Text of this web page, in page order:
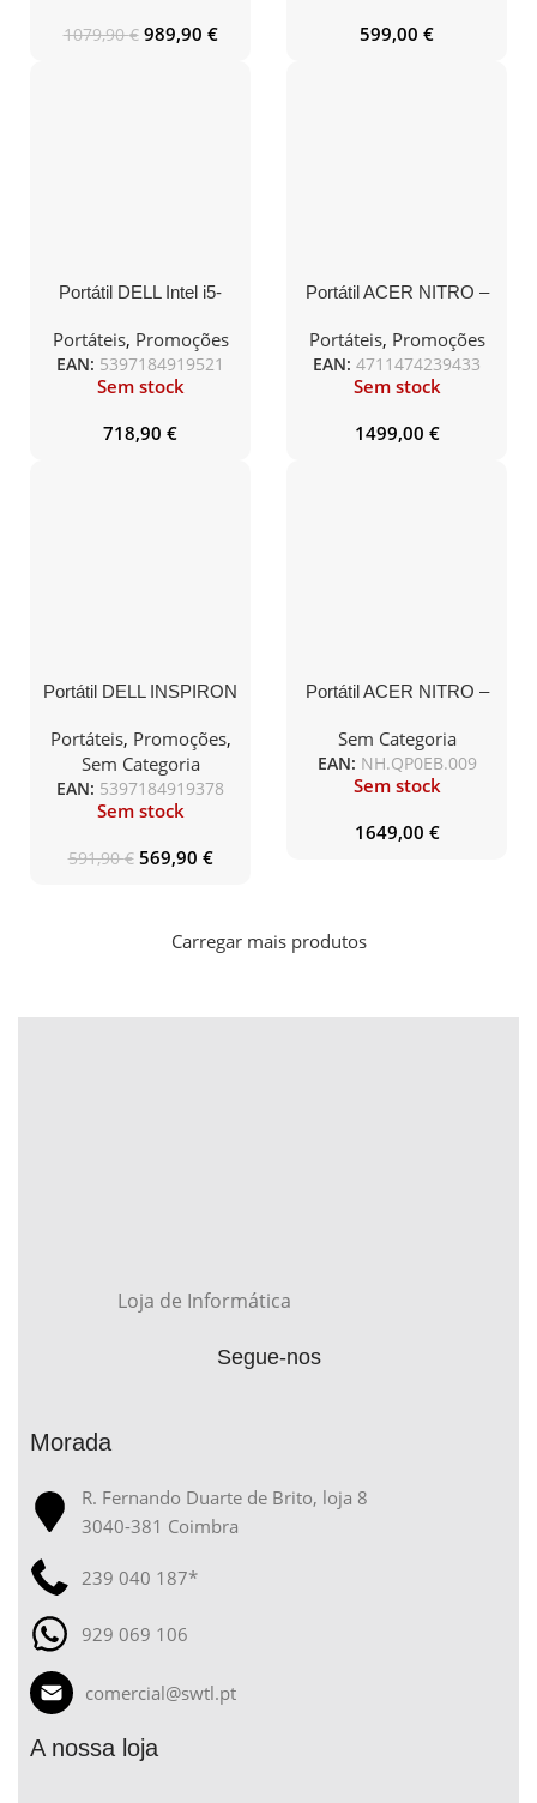
1079,90€ 989,90 €
599,00 €
Portátil DELL Intel i5-
15.6″ Full HD / Windows
11 PRO – INSPIRON 15
Portáteis, Promoções
EAN: 5397184919521
Sem stock
718,90 €
Portátil ACER NITRO –
/ NVIDIA RTX 4060 /
16GB DDR5 / 1TB SSD
/ 16″ WUXGA /
WINDOWS 11 – ANV16-
Portáteis, Promoções
EAN: 4711474239433
Sem stock
1499,00 €
Portátil DELL INSPIRON
512GB / 15.6″ Full HD /
Windows 11 PRO
Portáteis, Promoções,
Sem Categoria
EAN: 5397184919378
Sem stock
591,90€ 569,90 €
Portátil ACER NITRO –
/ NVIDIA RTX 4060 /
32GB DDR5 / 1TB SSD
/ 16″ WUXGA /
WINDOWS 11 – ANV16-
Sem Categoria
EAN: NH.QP0EB.009
Sem stock
1649,00 €
Carregar mais produtos
Loja de Informática
Segue-nos
Morada
R. Fernando Duarte de Brito, loja 8
3040-381 Coimbra
239 040 187*
929 069 106
comercial@swtl.pt
A nossa loja